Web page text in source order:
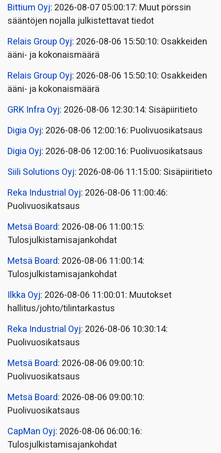
Bittium Oyj: 2026-08-07 05:00:17: Muut pörssin
sääntöjen nojalla julkistettavat tiedot
Relais Group Oyj: 2026-08-06 15:50:10: Osakkeiden
ääni- ja kokonaismäärä
Relais Group Oyj: 2026-08-06 15:50:10: Osakkeiden
ääni- ja kokonaismäärä
GRK Infra Oyj: 2026-08-06 12:30:14: Sisäpiiritieto
Digia Oyj: 2026-08-06 12:00:16: Puolivuosikatsaus
Digia Oyj: 2026-08-06 12:00:16: Puolivuosikatsaus
Siili Solutions Oyj: 2026-08-06 11:15:00: Sisäpiiritieto
Reka Industrial Oyj: 2026-08-06 11:00:46:
Puolivuosikatsaus
Metsä Board: 2026-08-06 11:00:15:
Tulosjulkistamisajankohdat
Metsä Board: 2026-08-06 11:00:14:
Tulosjulkistamisajankohdat
Ilkka Oyj: 2026-08-06 11:00:01: Muutokset
hallitus/johto/tilintarkastus
Reka Industrial Oyj: 2026-08-06 10:30:14:
Puolivuosikatsaus
Metsä Board: 2026-08-06 09:00:10:
Puolivuosikatsaus
Metsä Board: 2026-08-06 09:00:10:
Puolivuosikatsaus
CapMan Oyj: 2026-08-06 06:00:16:
Tulosjulkistamisajankohdat